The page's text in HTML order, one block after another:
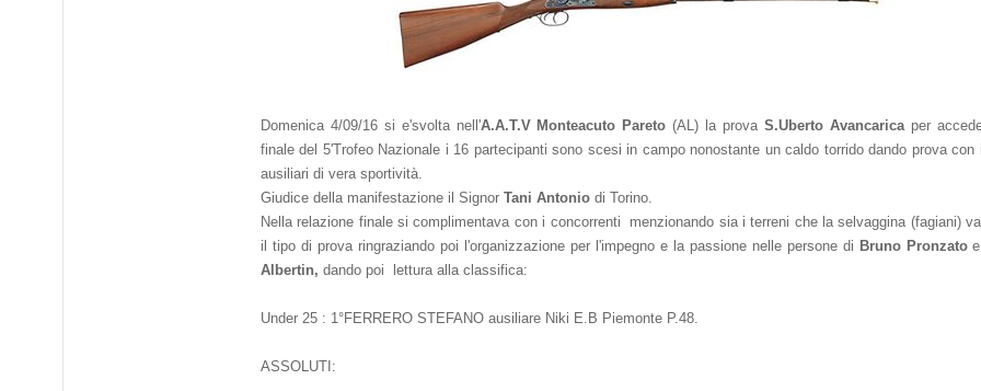
Domenica 4/09/16 si e'svolta nell'A.A.T.V Monteacuto Pareto (AL) la prova S.Uberto Avancaricaper
finale del 5'Trofeo Nazionale i 16 partecipanti sono scesi in campo nonostante un caldo torrido dando prova con
ausiliari di vera sportività.
Giudice della manifestazione il Signor Tani Antonio di Torino.
Nella relazione finale si complimentava con i concorrenti menzionando sia i terreni che la selvaggina (fagiani)
il tipo di prova ringraziando poi l'organizzazione per l'impegno e la passione nelle persone di Bruno Pronzatoe
Albertin, dando poi lettura alla classifica:
Under 25 : 1°FERRERO STEFANO ausiliare Niki E.B Piemonte P.48.
ASSOLUTI: